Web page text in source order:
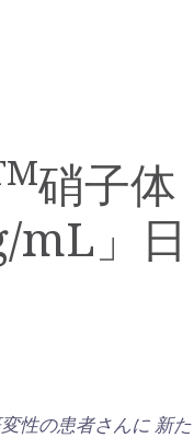
硝子体
mL」日
性の患者さんに新た